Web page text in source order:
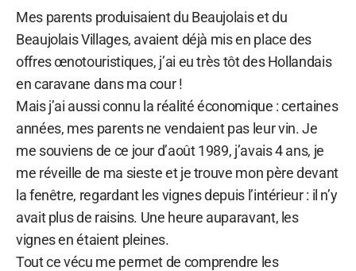
Mes parents produisaient du Beaujolais et du
Beaujolais Villages, avaient déjà mis en place des
offres œnotouristiques, j’ai eu très tôt des Hollandais
en caravane dans ma cour !
Mais j’ai aussi connu la réalité économique : certaines
années, mes parents ne vendaient pas leur vin. Je
me souviens de ce jour d’août 1989, j’avais 4 ans, je
me réveille de ma sieste et je trouve mon père devant
la fenêtre, regardant les vignes depuis l’intérieur : il n’y
avait plus de raisins. Une heure auparavant, les
vignes en étaient pleines.
Tout ce vécu me permet de comprendre les